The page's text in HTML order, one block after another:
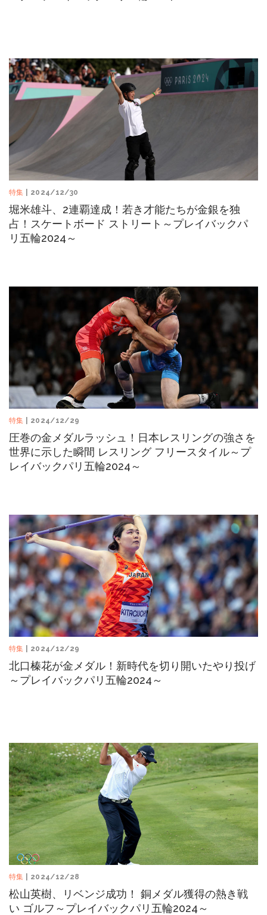
特集 | 2024/12/30
堀米雄斗、2連覇達成！若き才能たちが金銀を独
占！スケートボード ストリート～プレイバックパ
リ五輪2024～
特集 | 2024/12/29
圧巻の金メダルラッシュ！日本レスリングの強さを
世界に示した瞬間 レスリング フリースタイル～プ
レイバックパリ五輪2024～
特集 | 2024/12/29
北口榛花が金メダル！新時代を切り開いたやり投げ
～プレイバックパリ五輪2024～
特集 | 2024/12/28
松山英樹、リベンジ成功！ 銅メダル獲得の熱き戦
い ゴルフ～プレイバックパリ五輪2024～